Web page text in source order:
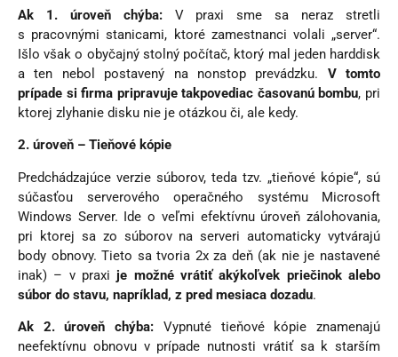
Ak 1. úroveň chýba: V praxi sme sa neraz stretli
s pracovnými stanicami, ktoré zamestnanci volali „server“.
Išlo však o obyčajný stolný počítač, ktorý mal jeden harddisk
a ten nebol postavený na nonstop prevádzku. V tomto
prípade si firma pripravuje takpovediac časovanú bombu, pri
ktorej zlyhanie disku nie je otázkou či, ale kedy.
2. úroveň – Tieňové kópie
Predchádzajúce verzie súborov, teda tzv. „tieňové kópie“, sú
súčasťou serverového operačného systému Microsoft
Windows Server. Ide o veľmi efektívnu úroveň zálohovania,
pri ktorej sa zo súborov na serveri automaticky vytvárajú
body obnovy. Tieto sa tvoria 2x za deň (ak nie je nastavené
inak) – v praxi je možné vrátiť akýkoľvek priečinok alebo
súbor do stavu, napríklad, z pred mesiaca dozadu.
Ak 2. úroveň chýba: Vypnuté tieňové kópie znamenajú
neefektívnu obnovu v prípade nutnosti vrátiť sa k starším